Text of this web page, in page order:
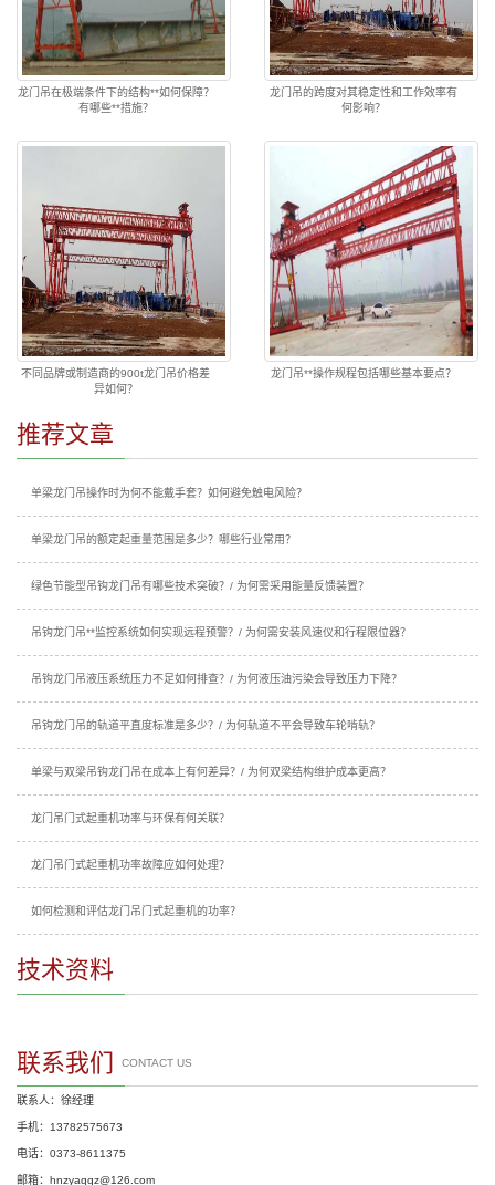
龙门吊在极端条件下的结构**如何保障？
有哪些**措施？
龙门吊的跨度对其稳定性和工作效率有
何影响？
不同品牌或制造商的900t龙门吊价格差
异如何？
龙门吊**操作规程包括哪些基本要点？
推荐文章
单梁龙门吊操作时为何不能戴手套？如何避免触电风险？
单梁龙门吊的额定起重量范围是多少？哪些行业常用？
绿色节能型吊钩龙门吊有哪些技术突破？/ 为何需采用能量反馈装置？
吊钩龙门吊**监控系统如何实现远程预警？/ 为何需安装风速仪和行程限位器？
吊钩龙门吊液压系统压力不足如何排查？/ 为何液压油污染会导致压力下降？
吊钩龙门吊的轨道平直度标准是多少？/ 为何轨道不平会导致车轮啃轨？
单梁与双梁吊钩龙门吊在成本上有何差异？/ 为何双梁结构维护成本更高？
龙门吊门式起重机功率与环保有何关联？
龙门吊门式起重机功率故障应如何处理？
如何检测和评估龙门吊门式起重机的功率？
技术资料
联系我们 CONTACT US
联系人：徐经理
手机：13782575673
电话：0373-8611375
邮箱：hnzyaqqz@126.com